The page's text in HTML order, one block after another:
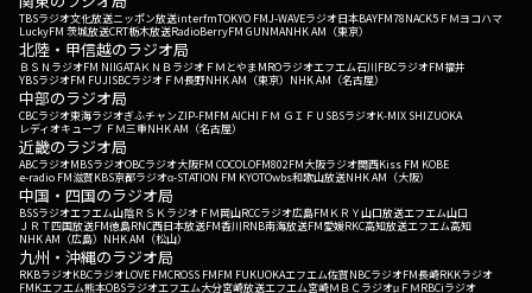
TBSラジオ文化放送ニッポン放送interfmTOKYO FMJ-WAVEラジオ日本BAYFM78NACK5 ＦＭヨコハマ
LuckyFM 茨城放送CRT栃木放送RadioBerryFM GUNMANHK AM（東京）
北陸・甲信越のラジオ局
ＢＳＮラジオFM NIIGATAＫＮＢラジオ ＦＭとやまMROラジオエフエム石川FBCラジオFM福井
YBSラジオFM FUJISBCラジオ ＦＭ長野NHK AM（東京） NHK AM（名古屋）
中部のラジオ局
CBCラジオ東海ラジオぎふチャンZIP-FMFM AICHI ＦＭ ＧＩＦＵ SBSラジオK-MIX SHIZUOKA
レディオキューブ ＦＭ三重NHK AM（名古屋）
近畿のラジオ局
ABCラジオMBSラジオOBCラジオ大阪FM COCOLOFM802FM大阪ラジオ関西Kiss FM KOBE
e-radio FM滋賀KBS京都ラジオα-STATION FM KYOTOwbs和歌山放送NHK AM（大阪）
中国・四国のラジオ局
BSSラジオエフエム山陰ＲＳＫラジオ ＦＭ岡山RCCラジオ広島FM ＫＲＹ山口放送エフエム山口
ＪＲＴ四国放送FM徳島RNC西日本放送FM香川RNB南海放送FM愛媛RKC高知放送エフエム高知
NHK AM（広島） NHK AM（松山）
九州・沖縄のラジオ局
RKBラジオKBCラジオLOVE FMCROSS FMFM FUKUOKAエフエム佐賀NBCラジオFM長崎RKKラジオ
FMKエフエム熊本OBSラジオエフエム大分宮崎放送エフエム宮崎ＭＢＣラジオμＦＭRBCiラジオ